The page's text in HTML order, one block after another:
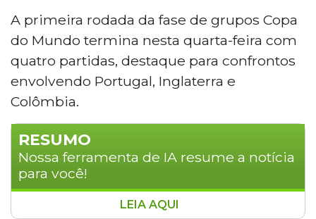
A primeira rodada da fase de grupos Copa
do Mundo termina nesta quarta-feira com
quatro partidas, destaque para confrontos
envolvendo Portugal, Inglaterra e
Colômbia.
RESUMO
Nossa ferramenta de IA resume a notícia
para você!
LEIA AQUI